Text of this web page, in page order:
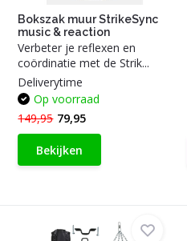
Bokszak muur StrikeSync
music & reaction
Verbeter je reflexen en
coördinatie met de Strik...
Deliverytime
Op voorraad
149,95 79,95
Bekijken